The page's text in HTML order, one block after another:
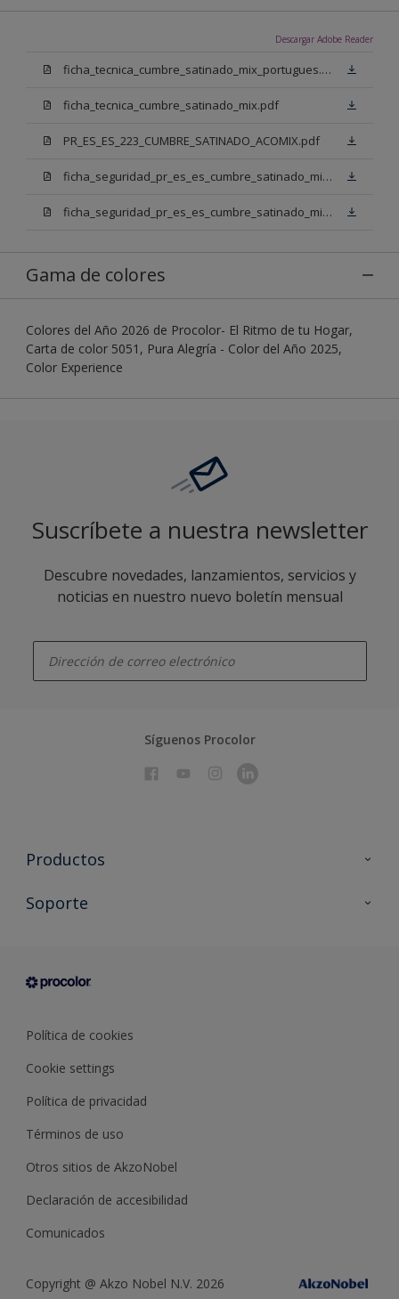
Descargar Adobe Reader
ficha_tecnica_cumbre_satinado_mix_portugues.pdf
ficha_tecnica_cumbre_satinado_mix.pdf
PR_ES_ES_223_CUMBRE_SATINADO_ACOMIX.pdf
ficha_seguridad_pr_es_es_cumbre_satinado_mix_bb.pdf
ficha_seguridad_pr_es_es_cumbre_satinado_mix_bn.pdf
Gama de colores
Colores del Año 2026 de Procolor- El Ritmo de tu Hogar,
Carta de color 5051, Pura Alegría - Color del Año 2025,
Color Experience
Suscríbete a nuestra newsletter
Descubre novedades, lanzamientos, servicios y
noticias en nuestro nuevo boletín mensual
Síguenos Procolor
Productos
Todos los productos
Condiciones generales de venta
Soporte
Sobre Procolor
Política de cookies
Cookie settings
Política de privacidad
Términos de uso
Otros sitios de AkzoNobel
Declaración de accesibilidad
Comunicados
Copyright @ Akzo Nobel N.V. 2026